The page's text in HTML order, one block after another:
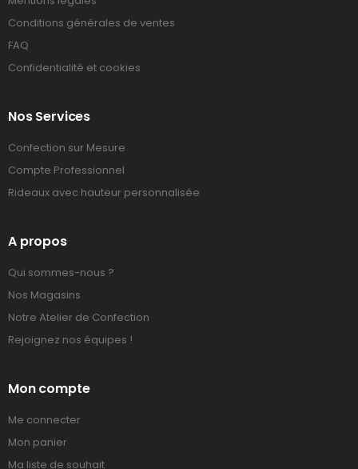
Conditions générales de ventes
FAQ
Confidentialité et cookies
Nos Services
Confection sur Mesure
Compte Professionnel
Rideaux avec hauteur personnalisée
A propos
Qui sommes-nous ?
Nos Magasins
Notre Atelier de Confection
Rejoignez nos équipes !
Mon compte
Me connecter
Mon panier
Ma liste de souhait